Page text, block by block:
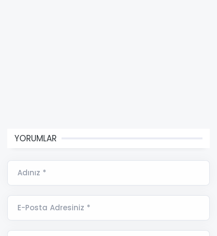
YORUMLAR
Adınız *
E-Posta Adresiniz *